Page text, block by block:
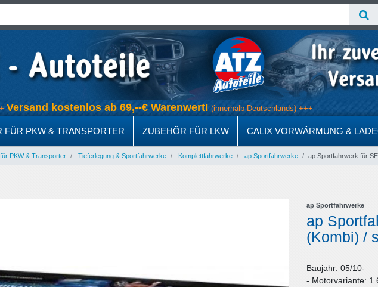
+++Versand kostenlos ab 69,--€ Warenwert!(innerhalb Deutschlands) +++
FÜR PKW & TRANSPORTER ZUBEHÖR FÜR LKW CALIX VORWÄRMUNG &
PKW & Transporter Tieferlegung & Sportfahrwerke Komplettfahrwerke ap Sportfahrwerke ap Sportfahrwerk für
ap Sportfahrwerke
ap
(Kombi) /
Baujahr: 05/10-
- Motorvariante: